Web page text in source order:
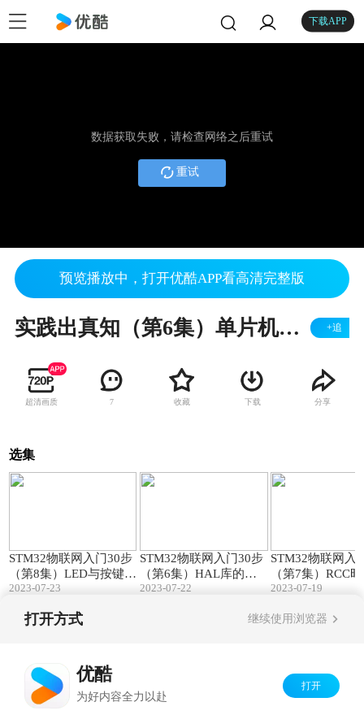
下载APP
数据获取失败，请检查网络之后重试
重试
预览播放中，打开优酷APP看高清完整版
实践出真知（第6集）单片机电源反接 +追
超清画质 7 收藏 下载 分享
选集
STM32物联网入门30步
（第8集）LED与按键驱
动程序！
2023-07-23
STM32物联网入门30步
（第6集）HAL库的结
构与使用！
2023-07-22
STM32物联网入
（第7集）RCC
延时函数！
2023-07-19
打开方式 继续使用浏览器
优酷
为好内容全力以赴
打开